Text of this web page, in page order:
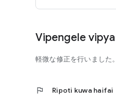
Vipengele vipya
軽微な修正を行いました。
flag Ripoti kuwa haifai